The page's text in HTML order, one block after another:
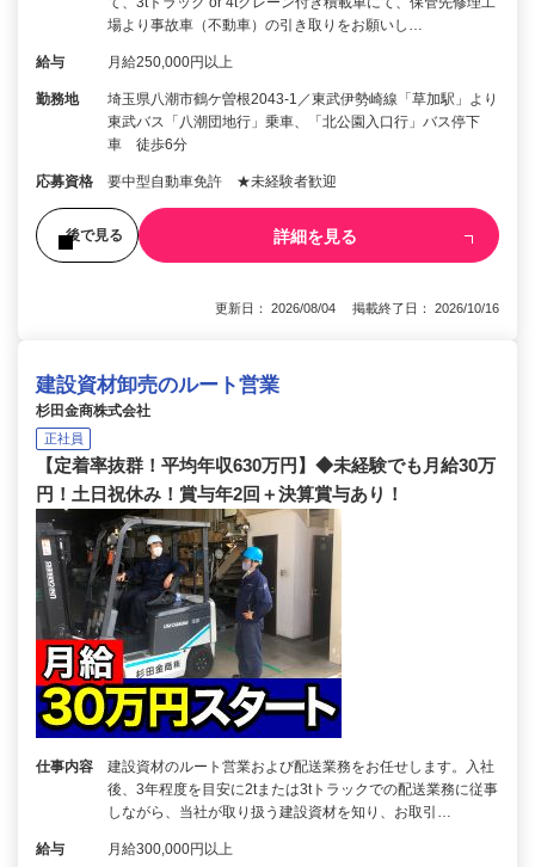
場より事故車（不動車）の引き取りをお願いし…
給与 月給250,000円以上
勤務地
埼玉県八潮市鶴ケ曽根2043-1／東武伊勢崎線「草加駅」より
東武バス「八潮団地行」乗車、「北公園入口行」バス停下
車 徒歩6分
応募資格 要中型自動車免許 ★未経験者歓迎
後で見る 詳細を見る
更新日： 2026/08/04 掲載終了日： 2026/10/16
建設資材卸売のルート営業
杉田金商株式会社
正社員
【定着率抜群！平均年収630万円】◆未経験でも月給30万
円！土日祝休み！賞与年2回＋決算賞与あり！
仕事内容
建設資材のルート営業および配送業務をお任せします。入社
後、3年程度を目安に2tまたは3tトラックでの配送業務に従事
しながら、当社が取り扱う建設資材を知り、お取引…
給与 月給300,000円以上